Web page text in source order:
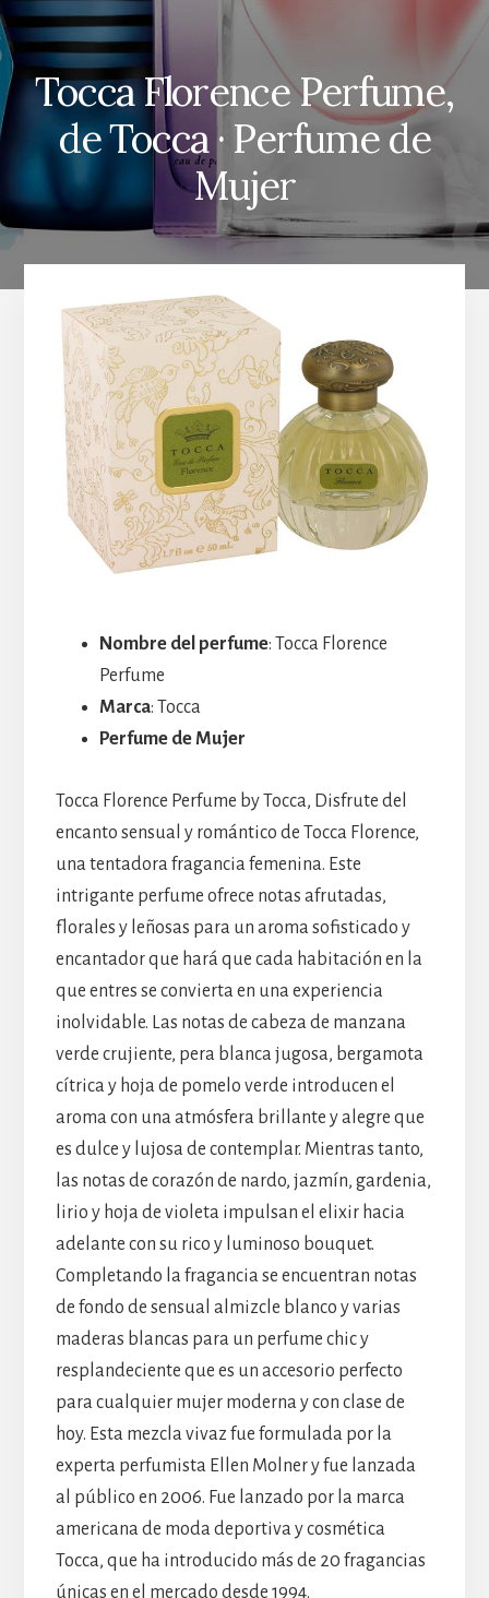
Tocca Florence Perfume,
de Tocca · Perfume de
Mujer
Nombre del perfume: Tocca Florence
Perfume
Marca: Tocca
Perfume de Mujer
Tocca Florence Perfume by Tocca, Disfrute del
encanto sensual y romántico de Tocca Florence,
una tentadora fragancia femenina. Este
intrigante perfume ofrece notas afrutadas,
florales y leñosas para un aroma sofisticado y
encantador que hará que cada habitación en la
que entres se convierta en una experiencia
inolvidable. Las notas de cabeza de manzana
verde crujiente, pera blanca jugosa, bergamota
cítrica y hoja de pomelo verde introducen el
aroma con una atmósfera brillante y alegre que
es dulce y lujosa de contemplar. Mientras tanto,
las notas de corazón de nardo, jazmín, gardenia,
lirio y hoja de violeta impulsan el elixir hacia
adelante con su rico y luminoso bouquet.
Completando la fragancia se encuentran notas
de fondo de sensual almizcle blanco y varias
maderas blancas para un perfume chic y
resplandeciente que es un accesorio perfecto
para cualquier mujer moderna y con clase de
hoy. Esta mezcla vivaz fue formulada por la
experta perfumista Ellen Molner y fue lanzada
al público en 2006. Fue lanzado por la marca
americana de moda deportiva y cosmética
Tocca, que ha introducido más de 20 fragancias
únicas en el mercado desde 1994.